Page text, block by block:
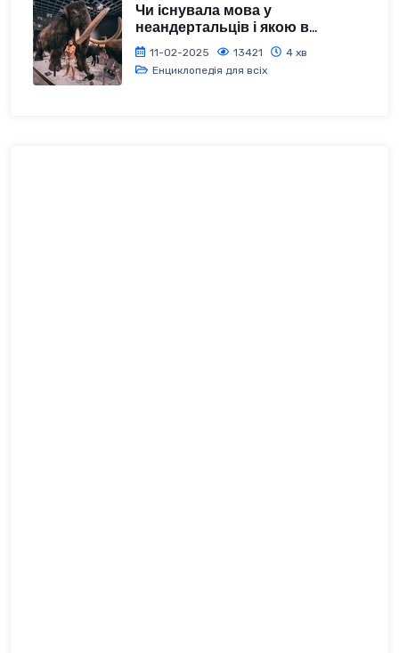
Чи існувала мова у
неандертальців і якою в...
11-02-2025 13421
4 хв
Енциклопедія для всіх